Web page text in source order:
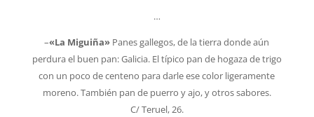
…
–«La Miguiña» Panes gallegos, de la tierra donde aún
perdura el buen pan: Galicia. El típico pan de hogaza de trigo
con un poco de centeno para darle ese color ligeramente
moreno. También pan de puerro y ajo, y otros sabores.
C/ Teruel, 26.